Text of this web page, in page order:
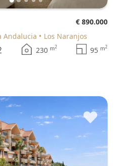
€ 890.000
Andalucia Los Naranjos
230 m2 95 m2
♥